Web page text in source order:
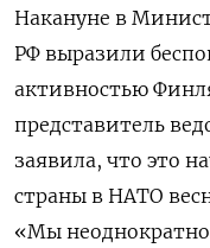
Накануне в
РФ выразили
активностью
представитель
заявила, что это
страны в НАТО
«Мы неоднократно